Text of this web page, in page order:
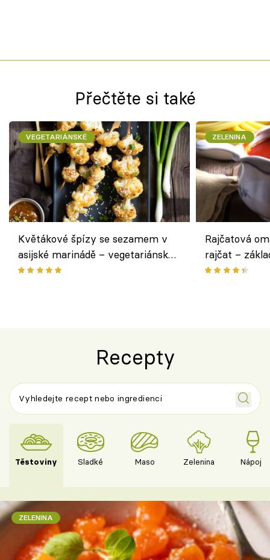
Přečtěte si také
VEGETARIÁNSKÉ
Květákové špízy se sezamem v
asijské marinádě – vegetariánská
chuťovka z grilu
ZELENINA
Rajčatová
rajčat –
Recepty
Těstoviny Sladké Maso Zelenina Nápoje
ZELENINA